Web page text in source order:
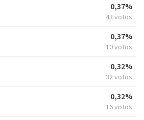
0,37%
43 votos
0,37%
10 votos
0,32%
32 votos
0,32%
16 votos